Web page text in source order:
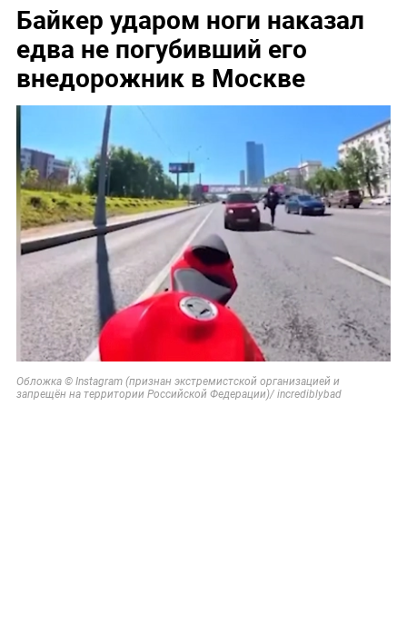
Байкер ударом ноги наказал
едва не погубивший его
внедорожник в Москве
Обложка © Instagram (признан экстремистской организацией и
запрещён на территории Российской Федерации)/ incrediblybad